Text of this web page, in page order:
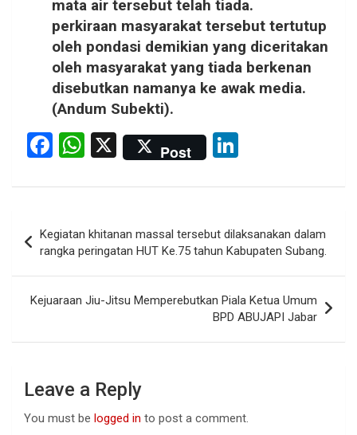
mata air tersebut telah tiada.
perkiraan masyarakat tersebut tertutup
oleh pondasi demikian yang diceritakan
oleh masyarakat yang tiada berkenan
disebutkan namanya ke awak media.
(Andum Subekti).
F
ce
b
o
o
k
W
at
s
A
p
p
X Post
ke
dI
n
navigation
Kegiatan khitanan massal tersebut dilaksanakan dalam
rangka peringatan HUT Ke.75 tahun Kabupaten Subang.
Kejuaraan Jiu-Jitsu Memperebutkan Piala Ketua Umum
BPD ABUJAPI Jabar
Leave a Reply
You must be logged in to post a comment.